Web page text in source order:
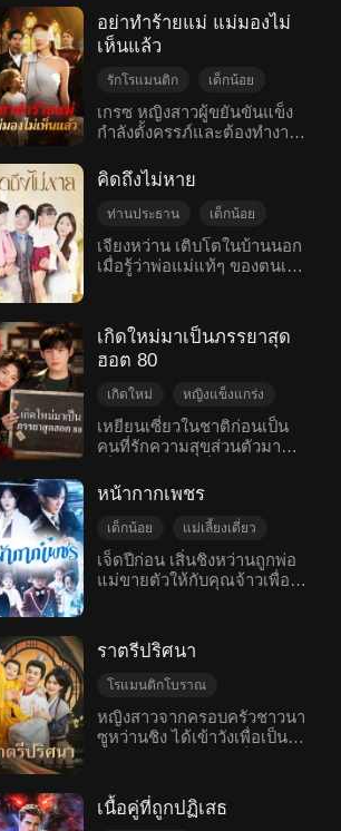
จี้ที่กลับคืนสติแล้วมาถึงที่ เผย
แผนการชั่วของเย่หยู่ให้ทุกคน
หว่านเสียชีวิต เขาเสียใจอย่าง
มาก ส่วนเย่หยู่ก็ได้รับผลกรรม
ในที่สุด
กลับมาเป็นพ่อที่ดีอีกครั้ง แต่
เหยาเหยาไม่ได้ต้องการให้
เขาเป็นพ่ออีกแล้ว
ครั้งทำให้พวกเขาได้รู้ความ
จริงที่น่าตกใจว่า พวกเขาคือคู่
แท้ที่ถูกลิขิตของกันและกันมา
ตลอด
เธอก็ดันมาเกิดอุบัติเหตุรถชน
แต่โชคยังดีที่ได้กู้เฟิงมาช่วย
ชีวิตเอาไว้ ตอนแรกกู้เฟิงคิด
ว่าตัวเองได้เก็บสาวสวยมา
สาวยังมีลูกอยู่อีกหนึ่งคนที่ชื่อ
ว่าฝูเป่า จู่ ๆ เขาก็กลายเป็นพ่อ
เติบโตถึงอายุสามขวบครึ่ง
เผยหยันซีป่วยเป็นโรคและเสีย
ชีวิตไป หลังจากนั้น เด็กผู้น่า
สงสารคนนี้ต้องมาตกอยู่ใน
ความทุกข์ที่โดนทรมานจนถึง
อายุห้าขวบครึ่ง แม้กระทั่ง
กลั่นแกล้งอีก ทว่าทุกอย่างจะ
จบลงในตอนที่เหล่าคุณอา
ของฝูเป่าหาตัวเขาเจอและ
เริ่มชำระล้างแค้นให้......
อย่าทำร้ายแม่ แม่มองไม่
เห็นแล้ว
รักโรแมนติก
เด็กน้อย
คืนดี
ครอบครัว
โรแมนติกสมัยใหม่
เกรซ หญิงสาวผู้ขยันขันแข็ง
กำลังตั้งครรภ์และต้องทำงาน
เดียวกัน แต่ถึงกระนั้นเธอก็ยัง
ไม่สามารถหาเงินมาจ่ายค่า
รักษาพยาบาลให้โนแลน แฟน
หนุ่มของเธอได้ทันเวลา ขณะ
ที่โนแลนกำลังจะถูกให้ออก
จากโรงพยาบาลเพราะไม่มี
การเปิดเผยข่าวที่น่าตกตะลึง
ว่า โนแลนคือทายาทของ
ครอบครัวมหาเศรษฐี ด้วย
หัวใจที่เจ็บปวดอย่างแสน
สาหัส เกรซตัดสินใจจากไป
เพราะให้ความสัญความเป็น
อยู่ของโนแลนมากกว่าความ
ยอมรับการจากไปของเกรซอ
ตามหาเธออย่างสุดกำลัง จน
กระทั่งเขาได้เห็นเธอเสียชีวิต
อย่างน่าเศร้าต่อหน้าต่อตา
ความช็อกทำให้เขาล้มลงและ
ตาบอดและป่วยหนัก เธอต้อง
ดิ้นรนเลี้ยงดูโคลอี้ ลูกสาว
เพียงลำพัง ชีวิตเต็มไปด้วย
ความลำบากและความทุกข์ใจ
โนแลนได้พบกับโคลอี้โดย
ไม่รู้เลยว่าเธอคือลูกสาวของ
และดราม่าหลายอย่าง ใน
ที่สุด โนแลนก็ได้รู้ความจริงที่
คิดถึงไม่หาย
ท่านประธาน
เด็กน้อย
รักที่ค่อย ๆ ศึกษาดูใจ
รักหวานแหวว
ครอบครัว
เจียงหว่าน เติบโตในบ้านนอก
เมื่อรู้ว่าพ่อแม่แท้ๆ ของตนเอง
ได้ช่วยเซิ่งถิงเซียว แต่กลับถูก
เขาเอาตัวไป โดยไม่รู้ว่าเขา
คือประธานกลุ่มเซิ่งซื่อในเมือง
หลวง เมื่อเซิ่งถิงเซียวตื่นขึ้น
มาเพื่อตามหาเธอ เจียงหว่าน
ก็ถูกพ่อแม่ส่งเข้าคุกแทนที่จะ
ให้รับโทษแทนน้องสาวต่างแม่
ความฝันสู่ฝันร้าย
เกิดใหม่มาเป็นภรรยาสุด
ฮอต 80
เกิดใหม่
หญิงแข็งแกร่ง
ความรักแห่งยุคสมัย
การเติบโตของตัวละคร
เหยียนเซี่ยวในชาติก่อนเป็น
คนที่รักความสุขส่วนตัวมาก
ชนบทก็เกิดความรักแรกพบ
จึงชักชวนให้มีความสัมพันธ์
กัน หลังแต่งงานแล้วกลับไม่
ให้ความสำคัญกับความรักนี้
เลย จนกระทั่งลู่เจ๋อและ
ลูกชาย เล่อเล่อ ต้องเสียชีวิต
เมื่อได้กลับมาเกิดใหม่เธอ
ใจสามีและลูกชายของเธออีก
ครั้ง อาศัยความทรงจำจาก
ชาติที่แล้วใช้โอกาสจากยุค
สมัยนั้นในการสร้างฐานะที่
หน้ากากเพชร
เด็กน้อย
แม่เลี้ยงเดี่ยว
ท้องแล้วหนี
แก้แค้น
ครอบครัว
เจ็ดปีก่อน เสิ่นชิงหว่านถูกพ่อ
แม่ขายตัวให้กับคุณจ้าวเพื่อ
กันกับลู่ถิงโจว มหาเศรษฐีผู้
มั่งคั่งที่สุดในเมืองอวิ๋นโจว
โดยไม่คาดคิด หลังจากให้
ไปต่างประเทศ เจ็ดปีต่อมา
เธอกลายเป็นนักออกแบบ
ประเทศเพื่อทวงคืนความ
ยุติธรรม
ราตรีปริศนา
โรแมนติกโบราณ
แฟนตาซี
เด็กน้อย
คืนดี
จักรพรรดิ
หญิงสาวจากครอบครัวชาวนา
ซูหว่านชิง ได้เข้าวังเพื่อเป็น
ชายสองพระองค์ แม้ภายนอก
นางจะดูรุ่งโรจน์ แต่กลับมี
เนื้อคู่ที่ถูกปฏิเสธ